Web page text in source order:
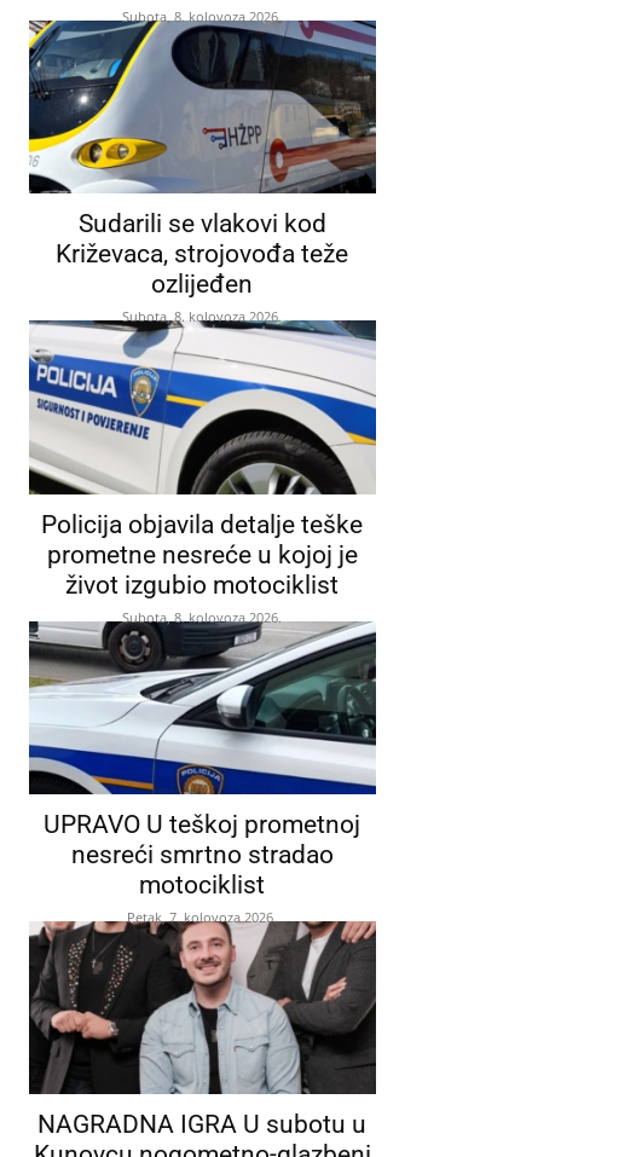
Subota, 8. kolovoza 2026.
Sudarili se vlakovi kod
Križevaca, strojovođa teže
ozlijeđen
Subota, 8. kolovoza 2026.
Policija objavila detalje teške
prometne nesreće u kojoj je
život izgubio motociklist
Subota, 8. kolovoza 2026.
UPRAVO U teškoj prometnoj
nesreći smrtno stradao
motociklist
Petak, 7. kolovoza 2026.
NAGRADNA IGRA U subotu u